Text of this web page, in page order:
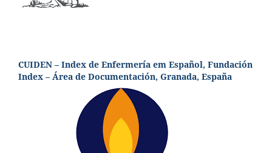
CUIDEN – Index de Enfermería em Español, Fundación
Index – Área de Documentación, Granada, España